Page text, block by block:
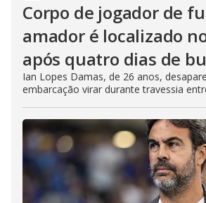
Corpo de jogador de
amador é localizado
após quatro dias de
Ian Lopes Damas, de 26 anos,
embarcação virar durante travessia